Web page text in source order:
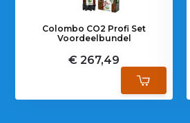
Colombo CO2 Profi Set
Voordeelbundel
€ 267,49